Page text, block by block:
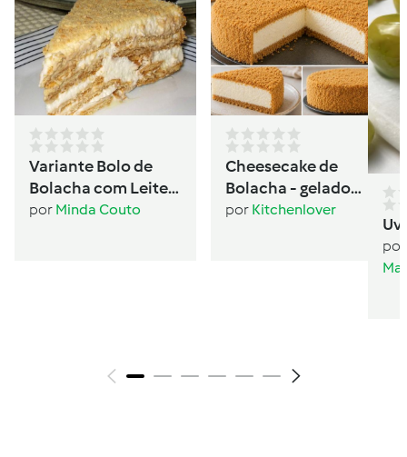
Variante Bolo de
Bolacha com Leite
Condensado
por Minda Couto
Cheesecake de
Bolacha - gelado
sanduíche
por Kitchenlover
por